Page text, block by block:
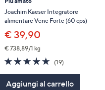
Joachim Kaeser Integratore
alimentare Vene Forte (60 cps)
€ 39,90
€ 738,89/1 kg
4.6
of
5
Stars
(19)
Aggiungi al carrello